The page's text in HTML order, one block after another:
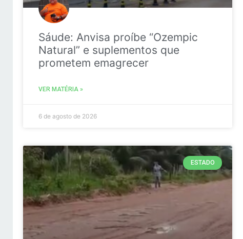
Sáude: Anvisa proíbe “Ozempic
Natural” e suplementos que
prometem emagrecer
VER MATÉRIA »
6 de agosto de 2026
ESTADO